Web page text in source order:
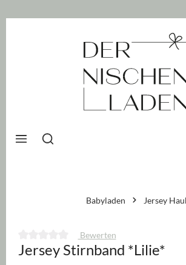
Babyladen Jersey
Durchschnittliche Bewertung von 0 von 5
Bewerten
Jersey Stirnband *Lilie*